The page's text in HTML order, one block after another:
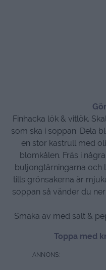
Finhacka lök & vitlök.
som ska i soppan. Dela
en stor kastrull med
blomkålen. Fräs i
buljongtärningarna och
tills grönsakerna är
soppan så vänder du
Smaka av med salt &
Toppa med